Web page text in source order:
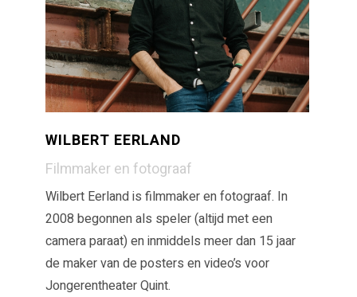
WILBERT EERLAND
Filmmaker en fotograaf
Wilbert Eerland is filmmaker en fotograaf. In
2008 begonnen als speler (altijd met een
camera paraat) en inmiddels meer dan 15 jaar
de maker van de posters en video’s voor
Jongerentheater Quint.